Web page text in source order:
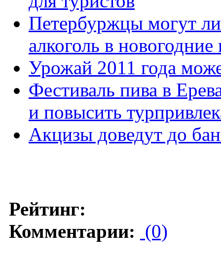
Петербуржцы могут
алкоголь в
Урожай 2011 года
Фестиваль пива в
и повысить
Акцизы доведут до
Рейтинг:
Комментарии: (0)